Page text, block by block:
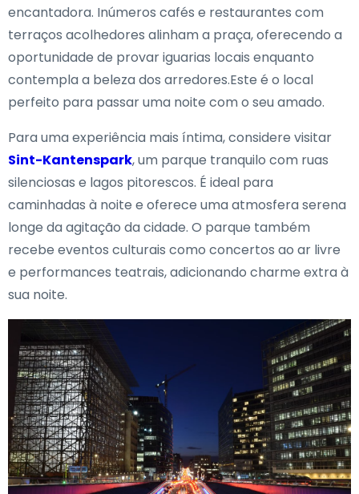
encantadora. Inúmeros cafés e restaurantes com
terraços acolhedores alinham a praça, oferecendo a
oportunidade de provar iguarias locais enquanto
contempla a beleza dos arredores.Este é o local
perfeito para passar uma noite com o seu amado.
Para uma experiência mais íntima, considere visitar
Sint-Kantenspark, um parque tranquilo com ruas
silenciosas e lagos pitorescos. É ideal para
caminhadas à noite e oferece uma atmosfera serena
longe da agitação da cidade. O parque também
recebe eventos culturais como concertos ao ar livre
e performances teatrais, adicionando charme extra à
sua noite.